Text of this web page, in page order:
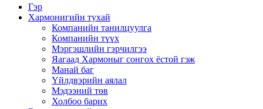
Гэр
Хармонигийн тухай
Компанийн танилцуулга
Компанийн түүх
Мэргэшлийн гэрчилгээ
Яагаад Хармоныг сонгох ёстой гэж
Манай баг
Үйлдвэрийн аялал
Мэдээний төв
Холбоо барих